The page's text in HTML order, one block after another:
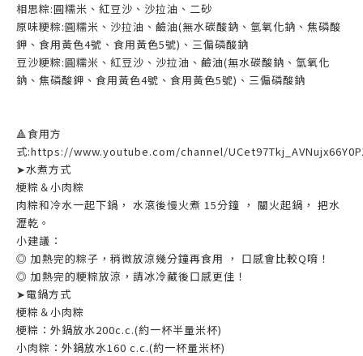
相思粽:圓糯米、紅豆沙、沙拉油、二砂
原味粳粽:圓糯米、沙拉油、鹼油(無水碳酸鈉、氫氧化鈉、焦磷酸
鉀、食用黃色4號、食用黃色5號)、三偏磷酸鈉
豆沙粳粽:圓糯米、紅豆沙、沙拉油、鹼油(無水碳酸鈉、氫氧化
鈉、焦磷酸鉀、食用黃色4號、食用黃色5號)、三偏磷酸鈉
🔺食用方
式:https://www.youtube.com/channel/
➤水煮方式
梗粽＆小肉粽
肉粽和冷水一起下鍋， 水滾後慢火煮 15分鐘 ， 關火起鍋， 把水
瀝乾。
小建議：
◎ 加熱完的粽子，稍微放涼幾分鐘再食用 ， 口感會比較Q唷！
◎ 加熱完的粳粽放涼，請冰冷藏後口感更佳！
➤電鍋方式
梗粽＆小肉粽
梗粽：外鍋放水200c.c.(約一杯半量米杯)
小肉粽：外鍋放水160 c.c.(約一杯量米杯)